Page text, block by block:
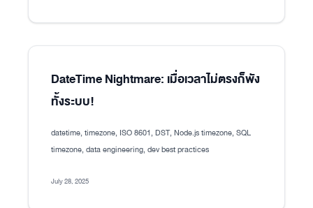
DateTime Nightmare: เมื่อเวลาไม่ตรงก็พัง
ทั้งระบบ!
datetime, timezone, ISO 8601, DST, Node.js timezone, SQL
timezone, data engineering, dev best practices
July 28, 2025